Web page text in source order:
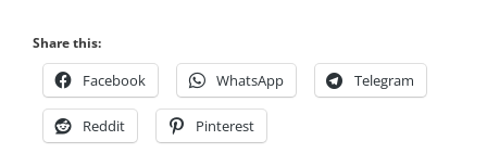
Share this:
Facebook WhatsApp Telegram
Reddit Pinterest